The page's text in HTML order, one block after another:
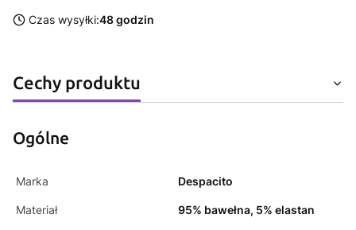
Czas wysyłki:48 godzin
Cechy produktu
Ogólne
Marka Despacito
Materiał 95% bawełna, 5% elastan